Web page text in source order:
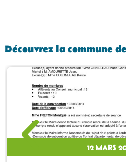
Découvrez la commune
12 MARS